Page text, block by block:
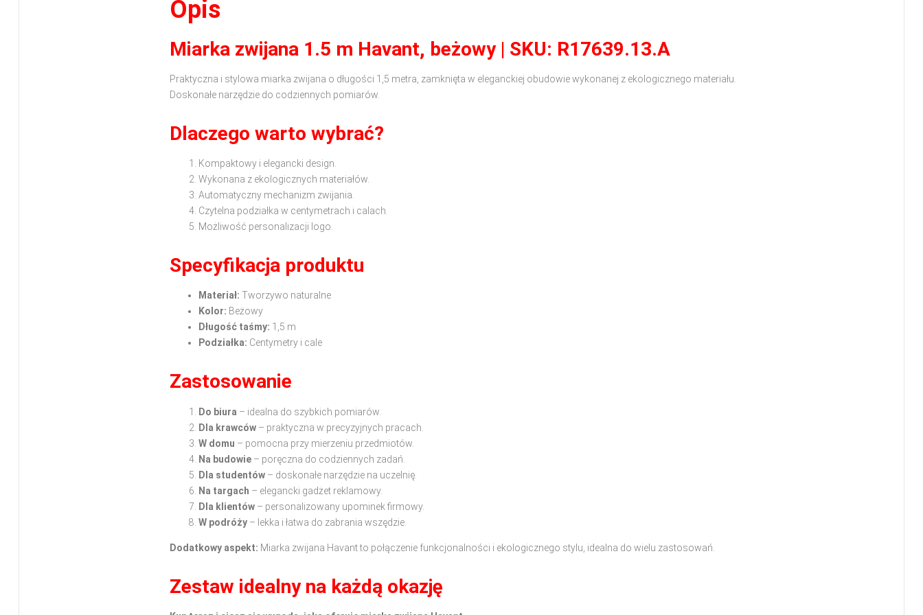
Opis
Miarka zwijana 1.5 m Havant, beżowy | SKU: R17639.13.A
Praktyczna i stylowa miarka zwijana o długości 1,5 metra, zamknięta w eleganckiej obudowie wykonanej z ekologicznego materiału.
Doskonałe narzędzie do codziennych pomiarów.
Dlaczego warto wybrać?
Kompaktowy i elegancki design.
Wykonana z ekologicznych materiałów.
Automatyczny mechanizm zwijania.
Czytelna podziałka w centymetrach i calach.
Możliwość personalizacji logo.
Specyfikacja produktu
Materiał: Tworzywo naturalne
Kolor: Beżowy
Długość taśmy: 1,5 m
Podziałka: Centymetry i cale
Zastosowanie
Do biura – idealna do szybkich pomiarów.
Dla krawców – praktyczna w precyzyjnych pracach.
W domu – pomocna przy mierzeniu przedmiotów.
Na budowie – poręczna do codziennych zadań.
Dla studentów – doskonałe narzędzie na uczelnię.
Na targach – elegancki gadżet reklamowy.
Dla klientów – personalizowany upominek firmowy.
W podróży – lekka i łatwa do zabrania wszędzie.
Dodatkowy aspekt: Miarka zwijana Havant to połączenie funkcjonalności i ekologicznego stylu, idealna do wielu zastosowań.
Zestaw idealny na każdą okazję